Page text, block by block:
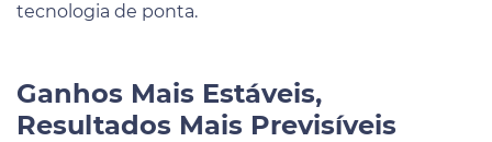
tecnologia de ponta.
Ganhos Mais Estáveis,
Resultados Mais Previsíveis